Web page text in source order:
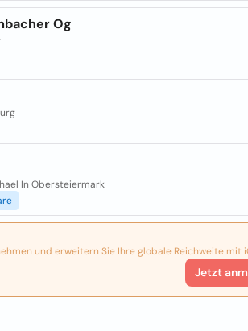
Og
In Obersteiermark
und erweitern Sie Ihre globale Reichweite mit
Jetzt